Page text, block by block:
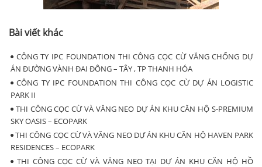
Bài viết khác
CÔNG TY IPC FOUNDATION THI CÔNG CỌC CỪ VĂNG CHỐNG DỰ
ÁN ĐƯỜNG VÀNH ĐAI ĐÔNG – TÂY , TP THANH HÓA
CÔNG TY IPC FOUNDATION THI CÔNG CỌC CỪ DỰ ÁN LOGISTIC
PARK II
THI CÔNG CỌC CỪ VÀ VĂNG NEO DỰ ÁN KHU CĂN HỘ S-PREMIUM
SKY OASIS – ECOPARK
THI CÔNG CỌC CỪ VÀ VĂNG NEO DỰ ÁN KHU CĂN HỘ HAVEN PARK
RESIDENCES – ECOPARK
THI CÔNG CỌC CỪ VÀ VĂNG NEO TẠI DỰ ÁN KHU CĂN HỘ HỒ